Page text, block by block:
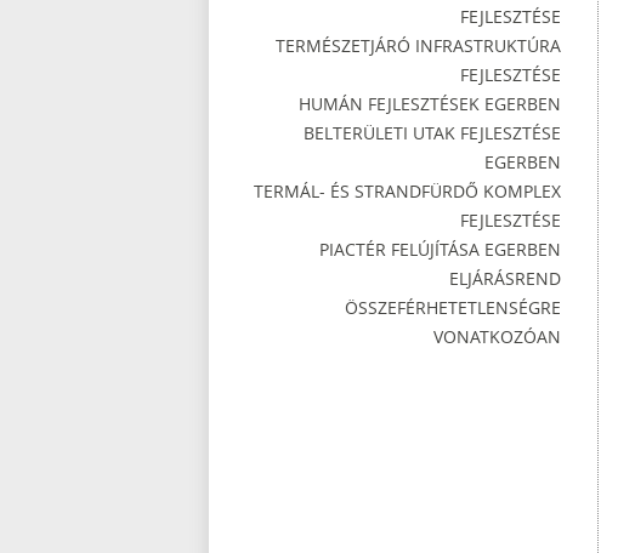
FEJLESZTÉSE
TERMÉSZETJÁRÓ INFRASTRUKTÚRA
FEJLESZTÉSE
HUMÁN FEJLESZTÉSEK EGERBEN
BELTERÜLETI UTAK FEJLESZTÉSE
EGERBEN
TERMÁL- ÉS STRANDFÜRDŐ KOMPLEX
FEJLESZTÉSE
PIACTÉR FELÚJÍTÁSA EGERBEN
ELJÁRÁSREND
ÖSSZEFÉRHETETLENSÉGRE
VONATKOZÓAN